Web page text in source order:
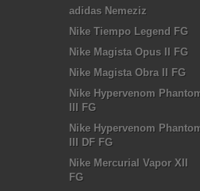
adidas Nemeziz
Nike Tiempo Legend FG
Nike Magista Opus II FG
Nike Magista Obra II FG
Nike Hypervenom
III FG
Nike Hypervenom
III DF FG
Nike Mercurial Vapor XII
FG